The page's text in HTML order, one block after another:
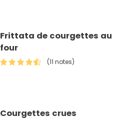
Frittata de courgettes au
four
(11 notes)
Courgettes crues